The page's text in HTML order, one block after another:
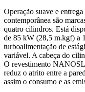
Operação suave e
contemporânea são
quatro cilindros. Está
de 85 kW (28,5 m.kgf) a
turboalimentação de
variável. A cabeça do
O revestimento
reduz o atrito entre a
assim o consumo e as